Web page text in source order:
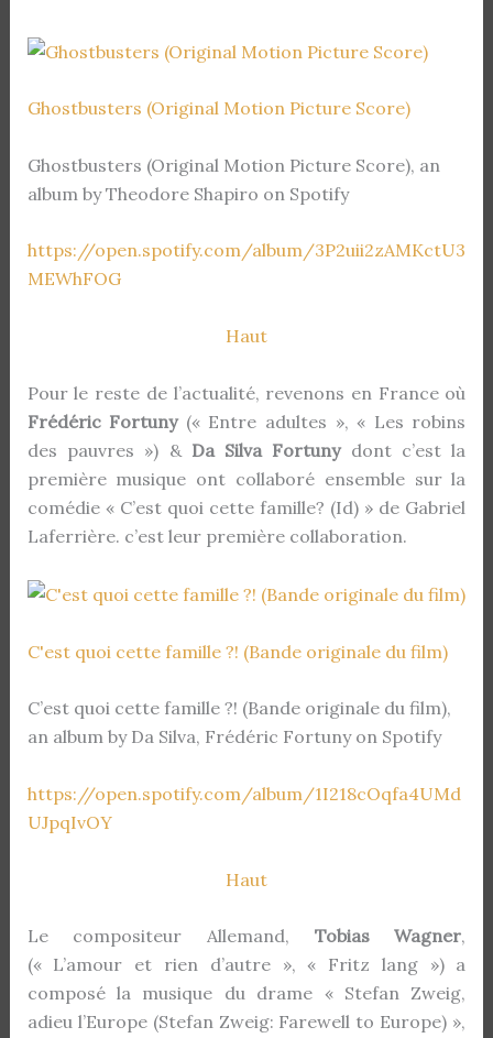
Ghostbusters (Original Motion Picture Score)
Ghostbusters (Original Motion Picture Score), an
album by Theodore Shapiro on Spotify
https://open.spotify.com/album/3P2uii2zAMKctU3
MEWhFOG
Haut
Pour le reste de l’actualité, revenons en France où
Frédéric Fortuny(« Entre adultes », « Les robins
des pauvres ») & Da Silva Fortunydont c’est la
première musique ont collaboré ensemble sur la
comédie « C’est quoi cette famille? (Id) » de Gabriel
Laferrière. c’est leur première collaboration.
C'est quoi cette famille ?! (Bande originale du film)
C’est quoi cette famille ?! (Bande originale du film),
an album by Da Silva, Frédéric Fortuny on Spotify
https://open.spotify.com/album/1I218cOqfa4UMd
UJpqIvOY
Haut
Le compositeur Allemand, Tobias Wagner,
(« L’amour et rien d’autre », « Fritz lang ») a
composé la musique du drame « Stefan Zweig,
adieu l’Europe (Stefan Zweig: Farewell to Europe) »,